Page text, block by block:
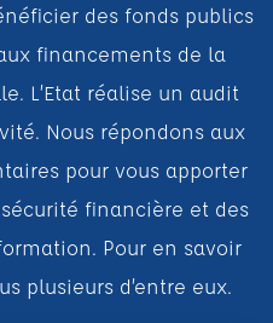
des fonds publics
financements de la
L’Etat réalise un audit
Nous répondons aux
pour vous apporter
financière et des
Pour en savoir
plusieurs d’entre eux.